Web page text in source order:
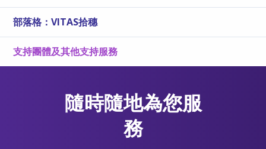
部落格：VITAS拾穗
支持團體及其他支持服務
隨時隨地為您服
務